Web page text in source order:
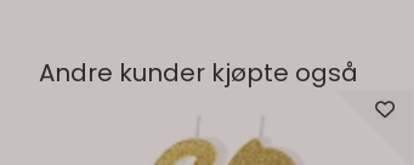
Andre kunder kjøpte også